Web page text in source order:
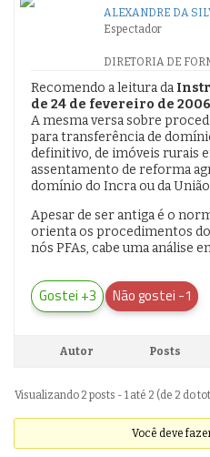
ALEXANDRE DA
Espectador
DIRETORIA DE
Recomendo a leitura da
de 24 de fevereiro de 2006
A mesma versa sobre
para transferência de
definitivo, de imóveis rurais
assentamento de reforma
domínio do Incra ou da
Apesar de ser antiga é o
orienta os procedimentos
nós PFAs, cabe uma análise
Gostei +3 Não gostei -1
Autor Posts
Visualizando 2 posts - 1 até 2 (de 2 do
Você deve